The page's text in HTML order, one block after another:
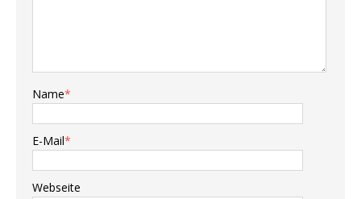
Name*
E-Mail*
Webseite